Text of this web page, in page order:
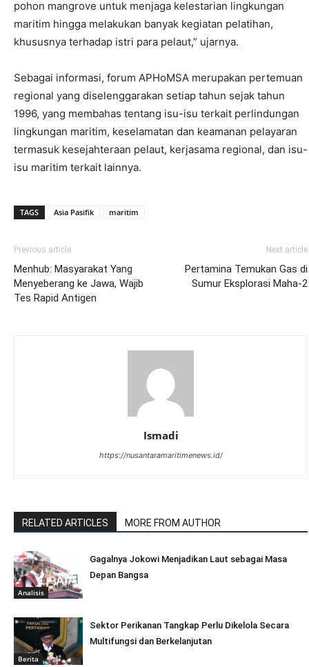
pohon mangrove untuk menjaga kelestarian lingkungan
maritim hingga melakukan banyak kegiatan pelatihan,
khususnya terhadap istri para pelaut,” ujarnya.
Sebagai informasi, forum APHoMSA merupakan pertemuan
regional yang diselenggarakan setiap tahun sejak tahun
1996, yang membahas tentang isu-isu terkait perlindungan
lingkungan maritim, keselamatan dan keamanan pelayaran
termasuk kesejahteraan pelaut, kerjasama regional, dan isu-
isu maritim terkait lainnya.
TAGS Asia Pasifik maritim
Previous article
Menhub: Masyarakat Yang
Menyeberang ke Jawa, Wajib
Tes Rapid Antigen
Next article
Pertamina Temukan Gas di
Sumur Eksplorasi Maha-2
Ismadi
https://nusantaramaritimenews.id/
RELATED ARTICLES MORE FROM AUTHOR
Analisis
Gagalnya Jokowi Menjadikan Laut sebagai Masa
Depan Bangsa
Berita
Sektor Perikanan Tangkap Perlu Dikelola Secara
Multifungsi dan Berkelanjutan